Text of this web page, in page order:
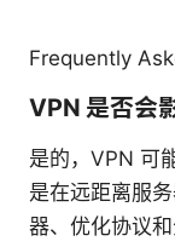
Frequently
VPN 是否会
是的，VPN 可
是在远距离服
器、优化协议